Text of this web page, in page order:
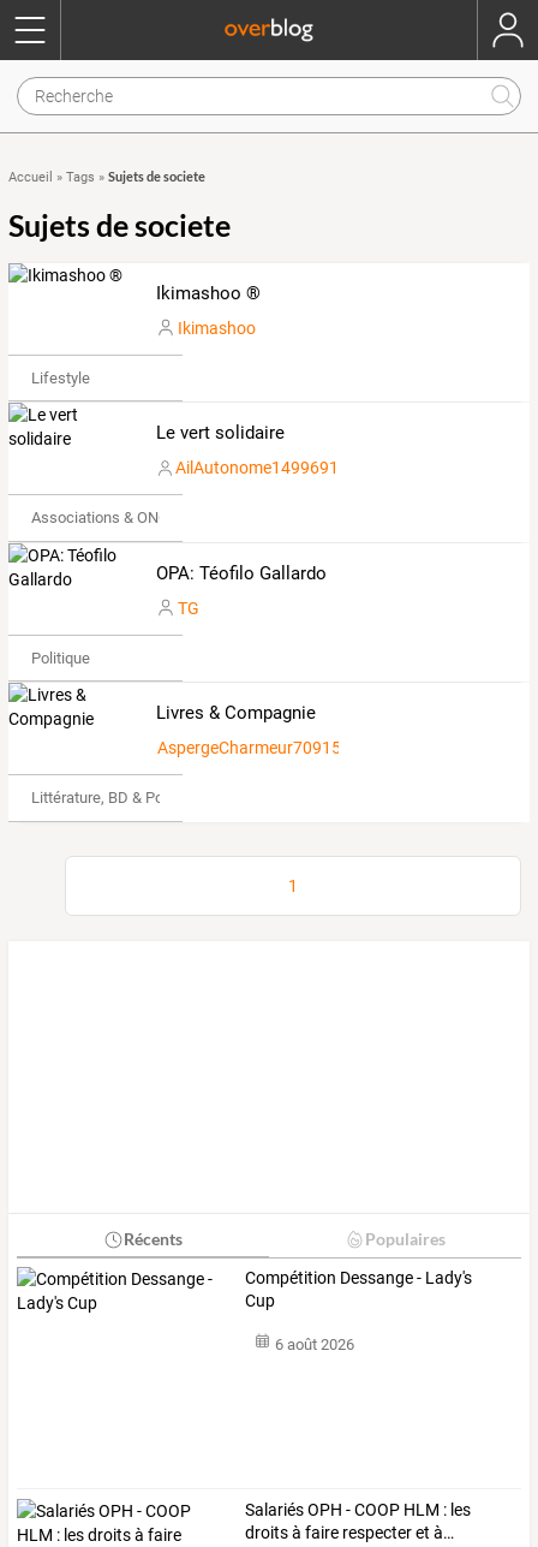
Accueil » Tags » Sujets de societe
Sujets de societe
Ikimashoo ®
Ikimashoo
Lifestyle
Le vert solidaire
AilAutonome1499691
Associations & ONG
OPA: Téofilo Gallardo
TG
Politique
Livres & Compagnie
AspergeCharmeur7091557
Littérature, BD & Poésie
1
Récents Populaires
Compétition Dessange - Lady's
Cup
6 août 2026
SalariésOPH -COOP HLM : les
droitsà faire respecteret à…